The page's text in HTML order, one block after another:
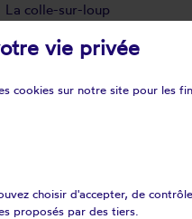
La colle-sur-loup
Lantosque
Le tignet
vie privée
cookies sur notre site pour les
choisir d'accepter, de
proposés par des tiers.